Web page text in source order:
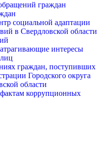
граждан
социальной адаптации
в Свердловской области
интересы
граждан, поступивших
Городского округа
области
коррупционных